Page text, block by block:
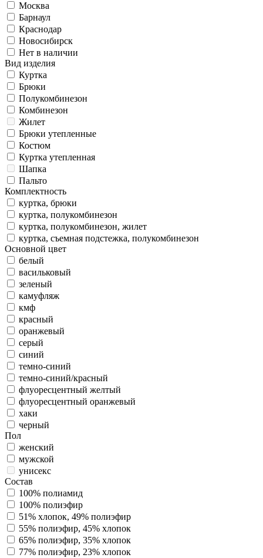
Москва
Барнаул
Краснодар
Новосибирск
Нет в наличии
Вид изделия
Куртка
Брюки
Полукомбинезон
Комбинезон
Жилет
Брюки утепленные
Костюм
Куртка утепленная
Шапка
Пальто
Комплектность
куртка, брюки
куртка, полукомбинезон
куртка, полукомбинезон, жилет
куртка, съемная подстежка, полукомбинезон
Основной цвет
белый
васильковый
зеленый
камуфляж
кмф
красный
оранжевый
серый
синий
темно-синий
темно-синий/красный
флуоресцентный желтый
флуоресцентный оранжевый
хаки
черный
Пол
женский
мужской
унисекс
Состав
100% полиамид
100% полиэфир
51% хлопок, 49% полиэфир
55% полиэфир, 45% хлопок
65% полиэфир, 35% хлопок
77% полиэфир, 23% хлопок